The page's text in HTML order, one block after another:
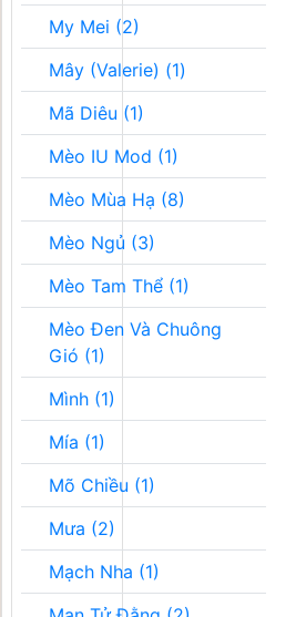
My Mei (2)
Mây (Valerie) (1)
Mã Diêu (1)
Mèo IU Mod (1)
Mèo Mùa Hạ (8)
Mèo Ngủ (3)
Mèo Tam Thể (1)
Mèo Đen Và Chuông
Gió (1)
Mình (1)
Mía (1)
Mõ Chiều (1)
Mưa (2)
Mạch Nha (1)